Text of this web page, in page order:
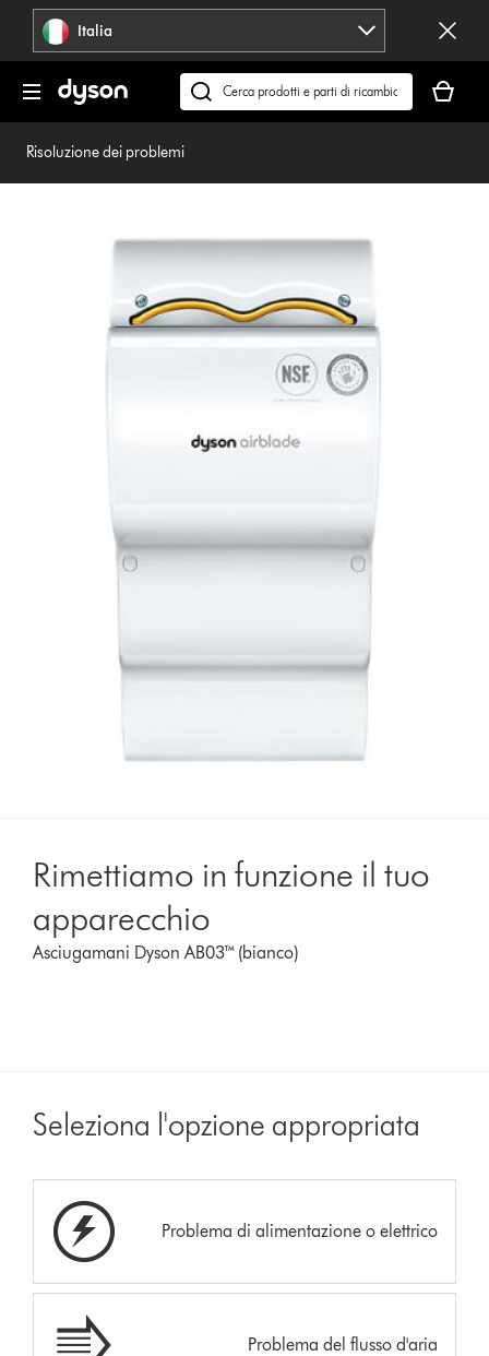
navigazione Italia
Cerca
su
carrello
è
Risoluzione dei problemi
Rimettiamo in funzione il tuo
apparecchio
Asciugamani Dyson AB03™ (bianco)
Seleziona l'opzione appropriata
Problema di alimentazione o elettrico
Problema del flusso d'aria